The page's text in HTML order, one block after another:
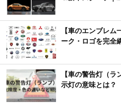
【車のエンブレ
ーク・ロゴを完全
【車の警告灯（
示灯の意味とは？